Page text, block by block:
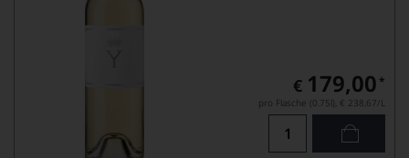
€ 179,00 *
pro Flasche (0.75l), € 238,67/L